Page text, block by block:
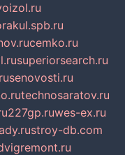
cemko.ru
superiorsearch.ru
senovosti.ru
technosaratov.ru
227gp.ruwes-ex.ru
stroy-db.com